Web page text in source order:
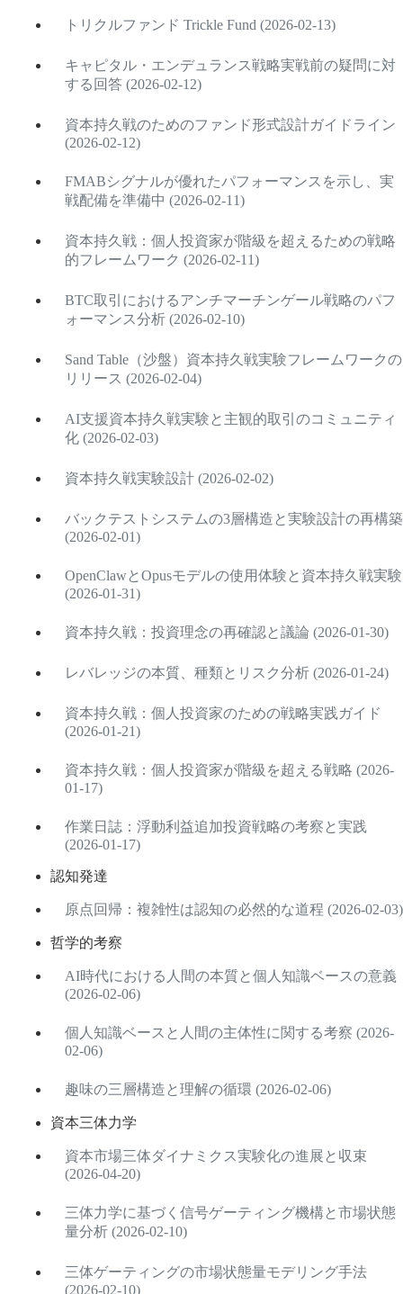
トリクルファンド Trickle Fund (2026-02-13)
キャピタル・エンデュランス戦略実戦前の疑問に対
する回答 (2026-02-12)
資本持久戦のためのファンド形式設計ガイドライン
(2026-02-12)
FMABシグナルが優れたパフォーマンスを示し、実
戦配備を準備中 (2026-02-11)
資本持久戦：個人投資家が階級を超えるための戦略
的フレームワーク (2026-02-11)
BTC取引におけるアンチマーチンゲール戦略のパフ
ォーマンス分析 (2026-02-10)
Sand Table（沙盤）資本持久戦実験フレームワークの
リリース (2026-02-04)
AI支援資本持久戦実験と主観的取引のコミュニティ
化 (2026-02-03)
資本持久戦実験設計 (2026-02-02)
バックテストシステムの3層構造と実験設計の再構築
(2026-02-01)
OpenClawとOpusモデルの使用体験と資本持久戦実験
(2026-01-31)
資本持久戦：投資理念の再確認と議論 (2026-01-30)
レバレッジの本質、種類とリスク分析 (2026-01-24)
資本持久戦：個人投資家のための戦略実践ガイド
(2026-01-21)
資本持久戦：個人投資家が階級を超える戦略 (2026-
01-17)
作業日誌：浮動利益追加投資戦略の考察と実践
(2026-01-17)
認知発達
原点回帰：複雑性は認知の必然的な道程 (2026-02-03)
哲学的考察
AI時代における人間の本質と個人知識ベースの意義
(2026-02-06)
個人知識ベースと人間の主体性に関する考察 (2026-
02-06)
趣味の三層構造と理解の循環 (2026-02-06)
資本三体力学
資本市場三体ダイナミクス実験化の進展と収束
(2026-04-20)
三体力学に基づく信号ゲーティング機構と市場状態
量分析 (2026-02-10)
三体ゲーティングの市場状態量モデリング手法
(2026-02-10)